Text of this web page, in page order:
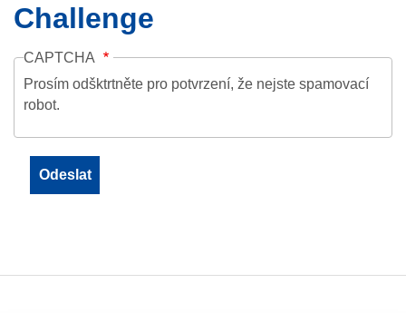
Challenge
CAPTCHA
Prosím odšktrtněte pro potvrzení, že nejste spamovací
robot.